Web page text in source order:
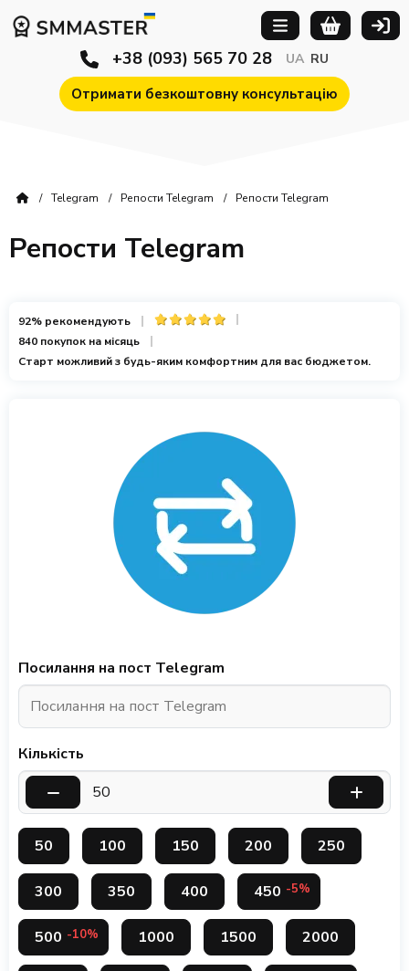
Отримати безкоштовну консультацію
+38 (093) 565 70 28 UA RU
Telegram Репости Telegram Репости Telegram
Репости Telegram
92% рекомендують
840 покупок на місяць
Старт можливий з будь-яким комфортним для вас бюджетом.
Посилання на пост Telegram
Кількість
50 100 150 200 250
300 350 400 450 -5%
500 -10% 1000 1500 2000